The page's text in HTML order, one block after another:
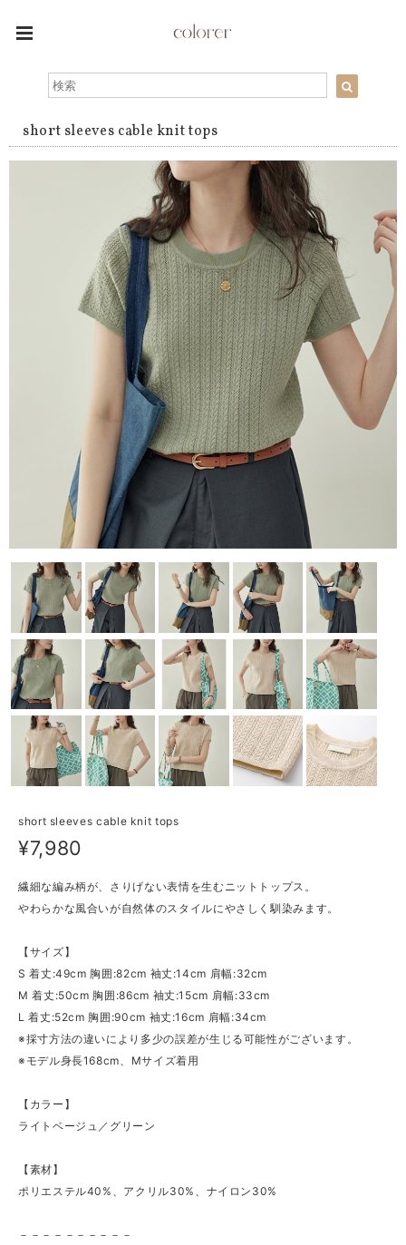
short sleeves cable knit tops
short sleeves cable knit tops
¥7,980
繊細な編み柄が、さりげない表情を生むニットトップス。
やわらかな風合いが自然体のスタイルにやさしく馴染みます。
【サイズ】
S 着丈:49cm 胸囲:82cm 袖丈:14cm 肩幅:32cm
M 着丈:50cm 胸囲:86cm 袖丈:15cm 肩幅:33cm
L 着丈:52cm 胸囲:90cm 袖丈:16cm 肩幅:34cm
※採寸方法の違いにより多少の誤差が生じる可能性がございます。
※モデル身長168cm、Mサイズ着用
【カラー】
ライトベージュ／グリーン
【素材】
ポリエステル40%、アクリル30%、ナイロン30%
－－－－－－－－－－